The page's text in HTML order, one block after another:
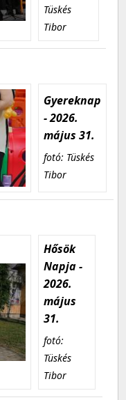
Tüskés
Tibor
Gyereknap
- 2026.
május 31.
fotó: Tüskés
Tibor
Hősök
Napja -
2026.
május
31.
fotó:
Tüskés
Tibor